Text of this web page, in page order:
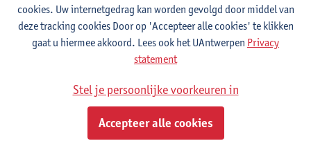
Toon e-mailadres
Manuel Morrens
effectief stemgerechtigd lid
Toon e-mailadres
Koenraad Monsieurs
cookies. Uw internetgedrag kan worden gevolgd door middel van
deze tracking cookies Door op 'Accepteer alle cookies' te klikken
gaat u hiermee akkoord. Lees ook het UAntwerpen Privacy
statement
Stel je persoonlijke voorkeuren in
Accepteer alle cookies